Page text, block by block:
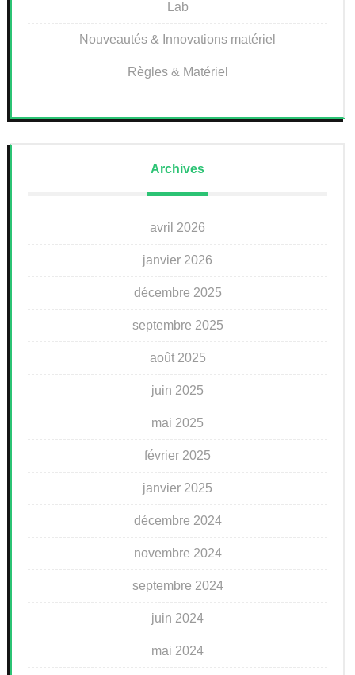
Lab
Nouveautés & Innovations matériel
Règles & Matériel
Archives
avril 2026
janvier 2026
décembre 2025
septembre 2025
août 2025
juin 2025
mai 2025
février 2025
janvier 2025
décembre 2024
novembre 2024
septembre 2024
juin 2024
mai 2024